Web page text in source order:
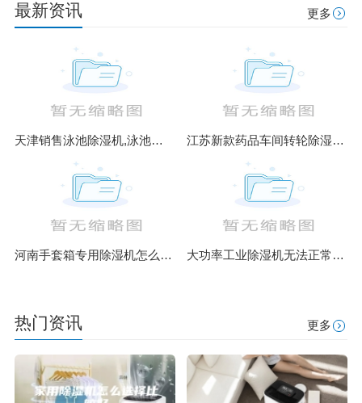
最新资讯 更多
天津销售泳池除湿机,泳池除湿热泵原理图,泳池除湿设备 江苏新款药品车间转轮除湿机销售(你货比三家了吗？2023已更新)
河南手套箱专用除湿机怎么样(解读2023已更新) 大功率工业除湿机无法正常使用启动怎么办
热门资讯 更多